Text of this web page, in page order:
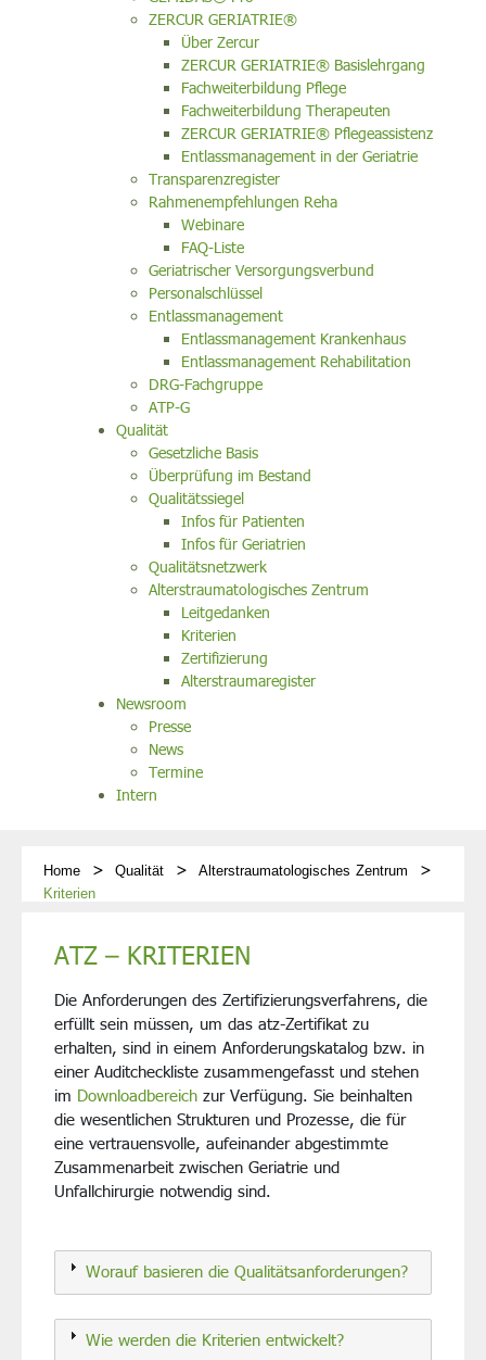
ZERCUR GERIATRIE®
Über Zercur
ZERCUR GERIATRIE® Basislehrgang
Fachweiterbildung Pflege
Fachweiterbildung Therapeuten
ZERCUR GERIATRIE® Pflegeassistenz
Entlassmanagement in der Geriatrie
Transparenzregister
Rahmenempfehlungen Reha
Webinare
FAQ-Liste
Geriatrischer Versorgungsverbund
Personalschlüssel
Entlassmanagement
Entlassmanagement Krankenhaus
Entlassmanagement Rehabilitation
DRG-Fachgruppe
ATP-G
Qualität
Gesetzliche Basis
Überprüfung im Bestand
Qualitätssiegel
Infos für Patienten
Infos für Geriatrien
Qualitätsnetzwerk
Alterstraumatologisches Zentrum
Leitgedanken
Kriterien
Zertifizierung
Alterstraumaregister
Newsroom
Presse
News
Termine
Intern
Home Qualität
Alterstraumatologisches Zentrum
Kriterien
ATZ – KRITERIEN
Die Anforderungen des Zertifizierungsverfahrens, die
erfüllt sein müssen, um das atz-Zertifikat zu
erhalten, sind in einem Anforderungskatalog bzw. in
einer Auditcheckliste zusammengefasst und stehen
im Downloadbereich zur Verfügung. Sie beinhalten
die wesentlichen Strukturen und Prozesse, die für
eine vertrauensvolle, aufeinander abgestimmte
Zusammenarbeit zwischen Geriatrie und
Unfallchirurgie notwendig sind.
Worauf basieren die Qualitätsanforderungen?
Wie werden die Kriterien entwickelt?